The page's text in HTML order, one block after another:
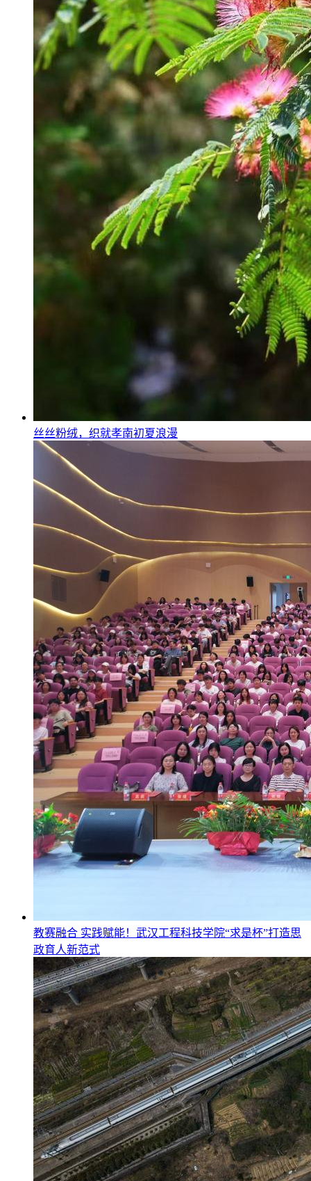
丝丝粉绒，织就孝南初夏浪漫
教赛融合 实践赋能！武汉工程科技学院“求是杯”打造思
政育人新范式